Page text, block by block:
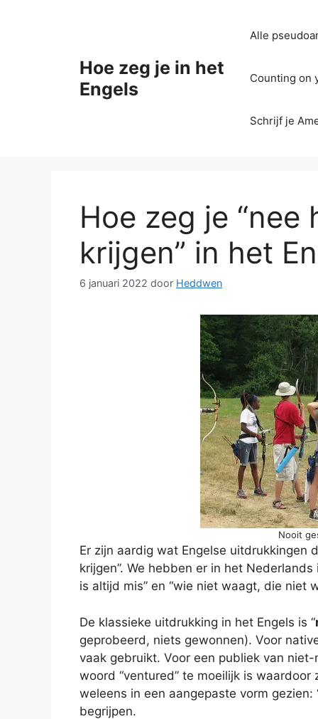
Hoe zeg je in het
Engels
Alle
Counting on
Schrijf je
Hoe zeg je “nee
krijgen” in het
6 januari 2022 door Heddwen
Nooit
Er zijn aardig wat Engelse uitdrukkingen
krijgen”. We hebben er in het
is altijd mis” en “wie niet waagt, die niet
De klassieke uitdrukking in het Engels is “
geprobeerd, niets gewonnen). Voor
vaak gebruikt. Voor een publiek van
woord “ventured” te moeilijk is
weleens in een aangepaste vorm gezien:
begrijpen.